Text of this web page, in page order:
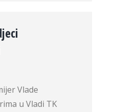
Vlade
u Vladi TK